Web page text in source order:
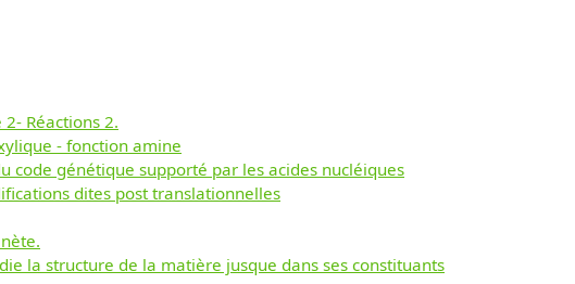
Réactions 2.
- fonction amine
génétique supporté par les acides nucléiques
dites post translationnelles
la structure de la matière jusque dans ses constituants